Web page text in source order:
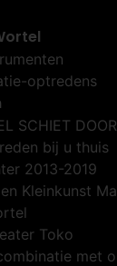
optredens
SCHIET DOOR
bij u thuis
2013-2019
Kleinkunst
Toko
met